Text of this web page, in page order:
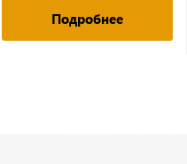
Подробнее